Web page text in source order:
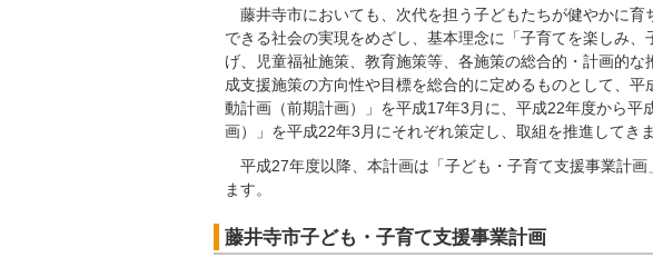
藤井寺市においても、次代を担う子どもたちが健やかに
できる社会の実現をめざし、基本理念に「子育てを楽しみ
げ、児童福祉施策、教育施策等、各施策の総合的・計画的
成支援施策の方向性や目標を総合的に定めるものとして、
動計画（前期計画）」を平成17年3月に、平成22年度から
画）」を平成22年3月にそれぞれ策定し、取組を推進してきま
平成27年度以降、本計画は「子ども・子育て支援事業計
ます。
藤井寺市子ども・子育て支援事業計画